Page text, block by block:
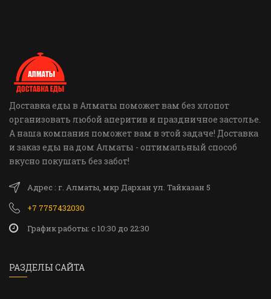
Доставка еды в Алматы поможет вам без хлопот
организовать любой аперитив и праздничное застолье.
А наша компания поможет вам в этой задаче! Доставка
и заказ еды на дом Алматы - оптимальный способ
вкусно покушать без забот!
Адрес : г. Алматы, мкр Дархан ул. Тайказан 5
+7 7757432030
График работы: c 10:30 до 22:30
РАЗДЕЛЫ САЙТА